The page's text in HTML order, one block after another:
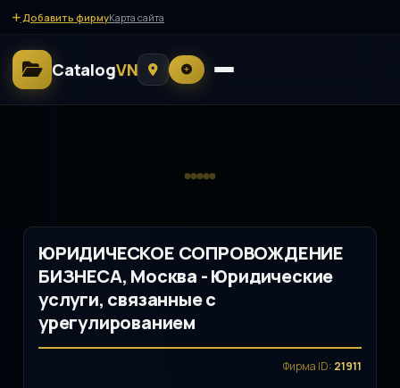
Добавить фирмуКарта сайта
CatalogVN
ЮРИДИЧЕСКОЕ СОПРОВОЖДЕНИЕ
БИЗНЕСА, Москва - Юридические
услуги, связанные с
урегулированием
Фирма ID: 21911